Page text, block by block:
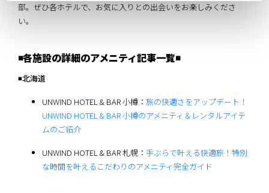
部。ぜひ各ホテルで、お気に入りとの出会いをお楽しみくださ
い。
◾️各施設の詳細のアメニティ記事一覧◾️
◾️北海道
UNWIND HOTEL & BAR 小樽： 旅の快適さをアップデート！
UNWIND HOTEL & BAR 小樽のアメニティ＆レンタルアイテ
ムのご紹介
UNWIND HOTEL & BAR 札幌： 手ぶらで叶える快適旅！特別
な時間を叶えるこだわりのアメニティ完全ガイド